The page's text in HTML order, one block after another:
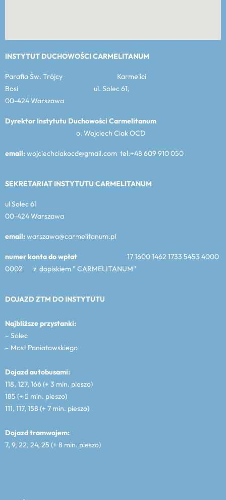
INSTYTUT DUCHOWOŚCI CARMELITANUM
Parafia Św. Trójcy Karmelici
Bosi ul. Solec 61,
00-424 Warszawa
Dyrektor Instytutu Duchowości Carmelitanum
o. Wojciech Ciak OCD
email:wojciechciakocd@gmail.com tel.+48 609 910 050
SEKRETARIAT INSTYTUTU CARMELITANUM
ul Solec 61
00-424 Warszawa
email:warszawa@carmelitanum.pl
numer konta do wpłat 17 1600 1462 1733 5453 4000
0002 z dopiskiem ” CARMELITANUM”
DOJAZD ZTM DO INSTYTUTU
Najbliższe przystanki:
– Solec
– Most Poniatowskiego
Dojazd autobusami:
118, 127, 166 (+ 3 min. pieszo)
185 (+ 5 min. pieszo)
111, 117, 158 (+ 7 min. pieszo)
Dojazd tramwajem:
7, 9, 22, 24, 25 (+ 8 min. pieszo)